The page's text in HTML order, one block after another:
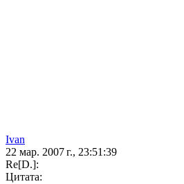
Ivan
22 мар. 2007 г., 23:51:39
Re[D.]:
Цитата: